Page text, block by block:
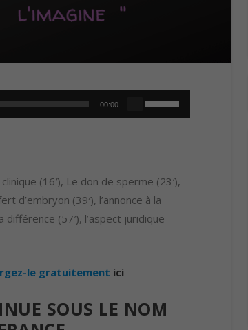
00:00
U
t
f
(16′), Le don de sperme (23′),
d’embryon (39′), l’annonce à la
(57′), l’aspect juridique
le gratuitement ici
SOUS LE NOM